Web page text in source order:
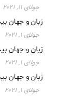
جولای 11, 2021
زبان و جهان
جولای 1, 2021
زبان و
جولای 1, 2021
زبان و جهان
جولای 1, 2021